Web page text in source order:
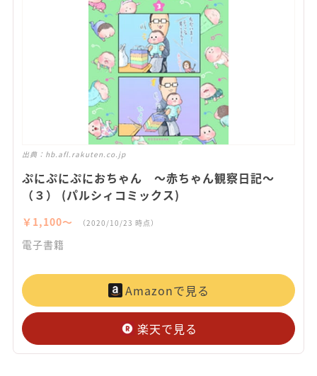
出典： hb.afl.rakuten.co.jp
ぷにぷにぷにおちゃん ～赤ちゃん観察日記～
（３） (パルシィコミックス)
￥1,100〜 （2020/10/23 時点）
電子書籍
Amazonで見る
楽天で見る